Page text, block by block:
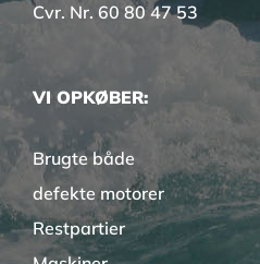
Cvr. Nr. 60 80 47 53
VI OPKØBER:
Brugte både
defekte motorer
Restpartier